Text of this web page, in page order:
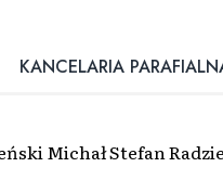
KANCELARIA
Michał Stefan